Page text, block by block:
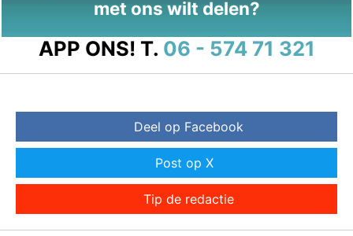
met ons wilt delen?
APP ONS! T. 06 - 574 71 321
Deel op Facebook
Post op X
Tip de redactie